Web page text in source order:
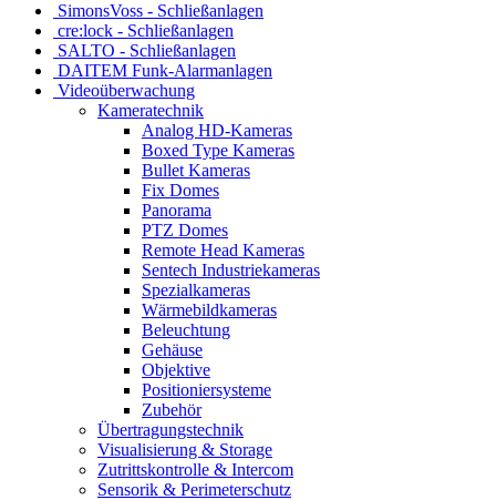
SimonsVoss - Schließanlagen
cre:lock - Schließanlagen
SALTO - Schließanlagen
DAITEM Funk-Alarmanlagen
Videoüberwachung
Kameratechnik
Analog HD-Kameras
Boxed Type Kameras
Bullet Kameras
Fix Domes
Panorama
PTZ Domes
Remote Head Kameras
Sentech Industriekameras
Spezialkameras
Wärmebildkameras
Beleuchtung
Gehäuse
Objektive
Positioniersysteme
Zubehör
Übertragungstechnik
Visualisierung & Storage
Zutrittskontrolle & Intercom
Sensorik & Perimeterschutz